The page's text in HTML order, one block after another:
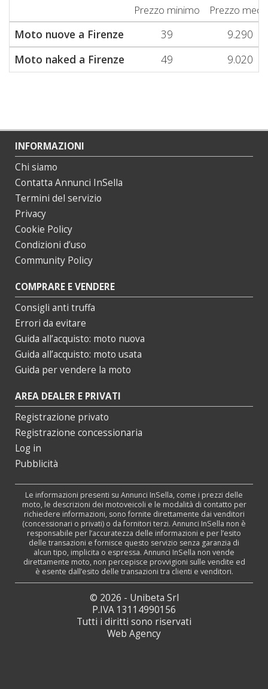
Prezzo minimo Prezzo
Moto nuove a Firenze 39
9.290
Moto naked a Firenze
49 9.020
INFORMAZIONI
Chi siamo
Contatta Annunci InSella
Termini del servizio
Privacy
Cookie Policy
Condizioni d’uso
Community Policy
COMPRARE E VENDERE
Consigli anti truffa
Errori da evitare
Guida all’acquisto: moto nuova
Guida all’acquisto: moto usata
Guida per vendere la moto
AREA DEALER E PRIVATI
Registrazione privato
Registrazione concessionaria
Log in
Pubblicità
Le informazioni presenti su Annunci InSella, come i prezzi delle
moto, le descrizioni dei motoveicoli e le modalità di contatto per
richiedere informazioni, sono fornite direttamente dai venditori
(concessionari o privati) o da fornitori terzi. Annunci InSella non è
responsabile per l’accuratezza delle informazioni e per l’esito
delle transazioni e fornisce questo servizio senza garanzia di
alcun tipo, implicita o espressa. Annunci InSella non vende
direttamente moto, non percepisce provvigioni sulle vendite ed
è esente dall’esito delle transazioni tra clienti e venditori.
© 2026 - Unibeta Srl
P.IVA 13114990156
Tutti i diritti sono riservati
Web Agency